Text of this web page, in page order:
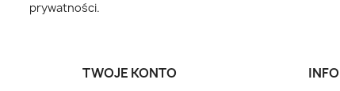
prywatności.
TWOJE KONTO